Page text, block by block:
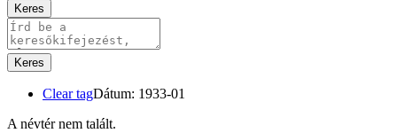
Keres
Keres
Clear tagDátum: 1933-01
A névtér nem talált.